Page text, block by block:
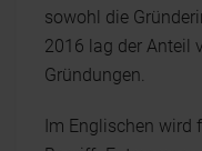
sowohl die
2016 lag der Anteil
Gründungen.
Im Englischen wird